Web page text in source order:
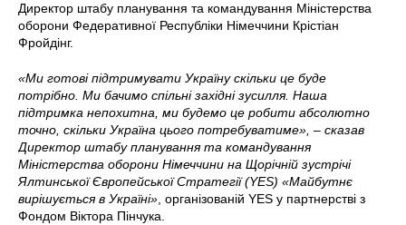
Директор штабу планування та командування Міністерства
оборони Федеративної Республіки Німеччини Крістіан
Фройдінг.
«Ми готові підтримувати Україну скільки це буде
потрібно. Ми бачимо спільні західні зусилля. Наша
підтримка непохитна, ми будемо це робити абсолютно
точно, скільки Україна цього потребуватиме», – сказав
Директор штабу планування та командування
Міністерства оборони Німеччини на Щорічній зустрічі
Ялтинської Європейської Стратегії (YES) «Майбутнє
вирішується в Україні» , організованій YES у партнерстві з
Фондом Віктора Пінчука.